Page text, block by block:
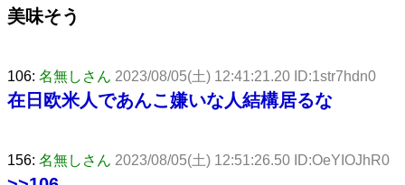
美味そう
106: 名無しさん 2023/08/05(土) 12:41:21.20 ID:1str7hdn0
在日欧米人であんこ嫌いな人結構居るな
156: 名無しさん 2023/08/05(土) 12:51:26.50 ID:OeYIOJhR0